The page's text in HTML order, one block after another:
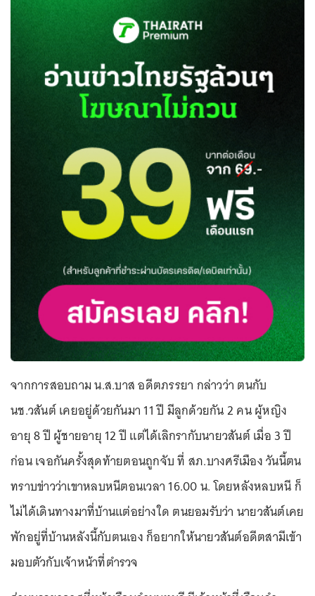
จากการสอบถาม น.ส.บาส อดีตภรรยา กล่าวว่า ตนกับ
นช.วสันต์ เคยอยู่ด้วยกันมา 11 ปี มีลูกด้วยกัน 2 คน ผู้หญิง
อายุ 8 ปี ผู้ชายอายุ 12 ปี แต่ได้เลิกรากับนายวสันต์ เมื่อ 3 ปี
ก่อน เจอกันครั้งสุดท้ายตอนถูกจับ ที่ สภ.บางศรีเมือง วันนี้ตน
ทราบข่าวว่าเขาหลบหนีตอนเวลา 16.00 น. โดยหลังหลบหนี ก็
ไม่ได้เดินทางมาที่บ้านแต่อย่างใด ตนยอมรับว่า นายวสันต์เคย
พักอยู่ที่บ้านหลังนี้กับตนเอง ก็อยากให้นายวสันต์อดีตสามีเข้า
มอบตัวกับเจ้าหน้าที่ตำรวจ